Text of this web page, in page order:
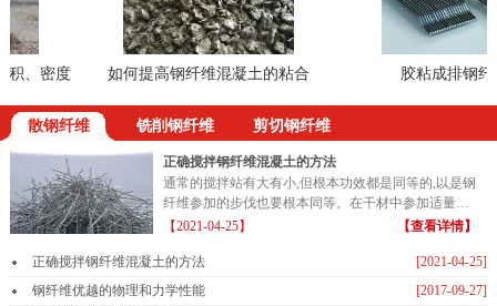
、密度 如何提高钢纤维混凝土的粘合 胶粘成排钢纤维
散钢纤维 铣削钢纤维 剪切钢纤维
正确搅拌钢纤维混凝土的方法
通常的搅拌站有大有小,但根本功效都是同等的,以是钢
纤维参加的步伐也要根本同等。在干材中参加适量的
钢纤维...
【2021-04-25】 【查看详情】
[2021-04-25]
正确搅拌钢纤维混凝土的方法
[2017-09-27]
钢纤维优越的物理和力学性能